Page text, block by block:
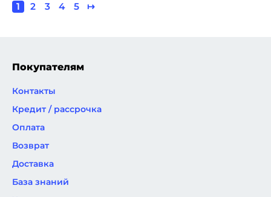
Нумерация
Текущая
1 Page
2 Page
3 Page
4 Page
5
Следующая
↦
Покупателям
Контакты
Кредит / рассрочка
Оплата
Возврат
Доставка
База знаний